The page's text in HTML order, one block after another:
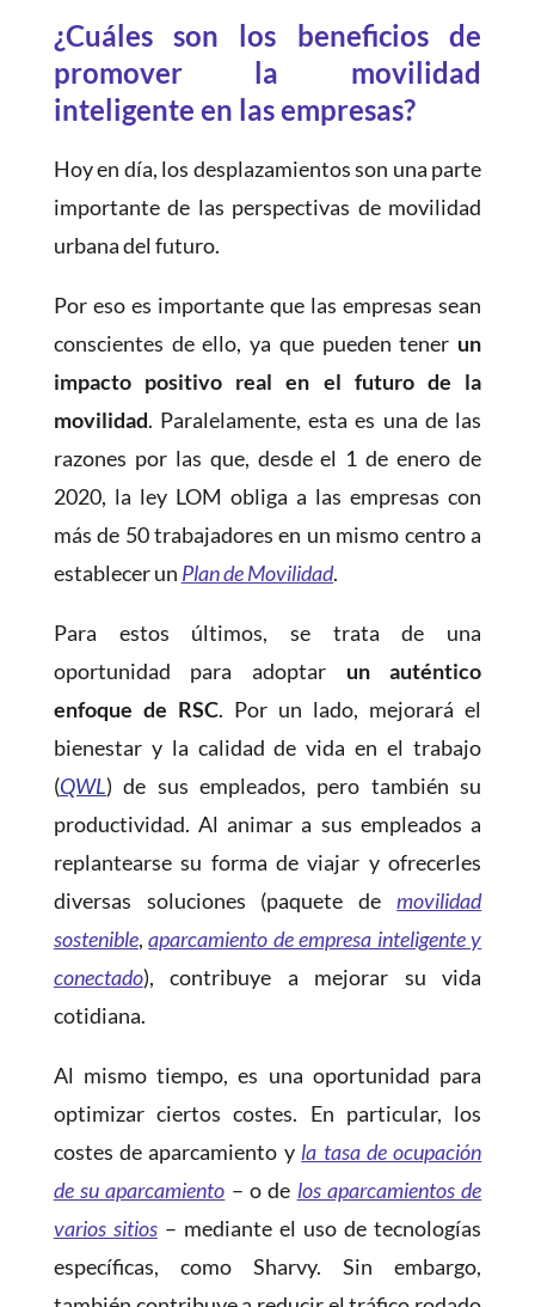
¿Cuáles son los beneficios de
promover la movilidad
inteligente en las empresas?
Hoy en día, los desplazamientos son una parte
importante de las perspectivas de movilidad
urbana del futuro.
Por eso es importante que las empresas sean
conscientes de ello, ya que pueden tener un
impacto positivo real en el futuro de la
movilidad. Paralelamente, esta es una de las
razones por las que, desde el 1 de enero de
2020, la ley LOM obliga a las empresas con
más de 50 trabajadores en un mismo centro a
establecer un Plan de Movilidad.
Para estos últimos, se trata de una
oportunidad para adoptar un auténtico
enfoque de RSC. Por un lado, mejorará el
bienestar y la calidad de vida en el trabajo
(QWL) de sus empleados, pero también su
productividad. Al animar a sus empleados a
replantearse su forma de viajar y ofrecerles
diversas soluciones (paquete demovilidad
sostenible,aparcamiento de empresa inteligente y
conectado), contribuye a mejorar su vida
cotidiana.
Al mismo tiempo, es una oportunidad para
optimizar ciertos costes. En particular, los
costes de aparcamiento y la tasa de ocupación
de su aparcamiento – o de los aparcamientos de
varios sitios– mediante el uso de tecnologías
específicas, como Sharvy. Sin embargo,